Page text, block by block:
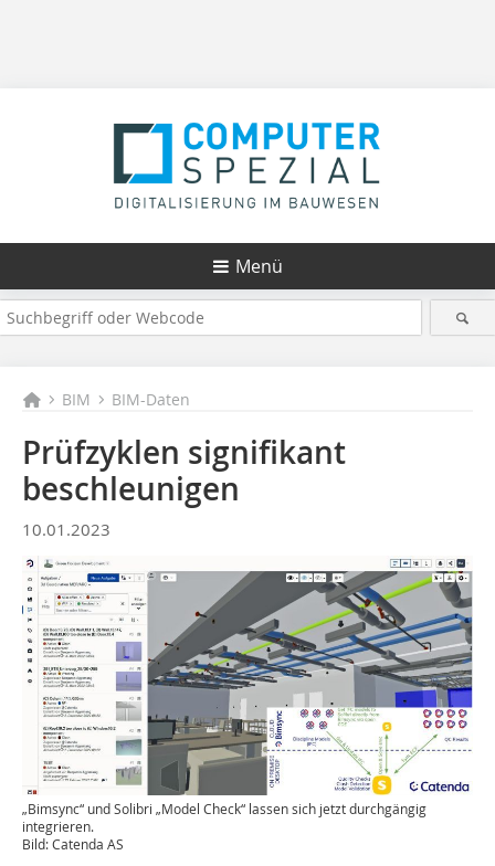
Menü
BIM BIM-Daten
Prüfzyklen signifikant
beschleunigen
10.01.2023
„Bimsync“ und Solibri „Model Check“ lassen sich jetzt durchgängig
integrieren.
Bild: Catenda AS